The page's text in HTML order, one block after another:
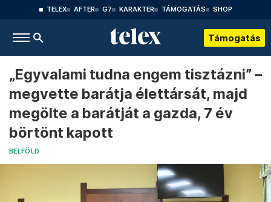
TELEX AFTER G7 KARAKTER TÁMOGATÁS SHOP
Támogatás
„Egyvalami tudna engem tisztázni” –
megvette barátja élettársát, majd
megölte a barátját a gazda, 7 év
börtönt kapott
BELFÖLD